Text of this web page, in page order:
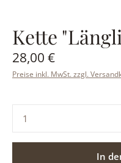
Kette
Regulärer Preis:
28,00 €
Preise inkl. MwSt. zzgl.
Produkt Anzahl:
In